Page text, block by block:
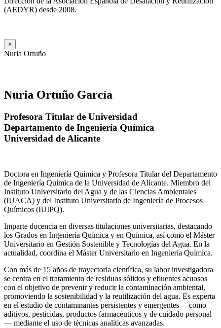
(AEDYR) desde 2008.
×
Nuria Ortuño
Nuria Ortuño García
Profesora Titular de Universidad
Departamento de Ingeniería Química
Universidad de Alicante
Doctora en Ingeniería Química y Profesora Titular del Departamento
de Ingeniería Química de la Universidad de Alicante. Miembro del
Instituto Universitario del Agua y de las Ciencias Ambientales
(IUACA) y del Instituto Universitario de Ingeniería de Procesos
Químicos (IUIPQ).
Imparte docencia en diversas titulaciones universitarias, destacando
los Grados en Ingeniería Química y en Química, así como el Máster
Universitario en Gestión Sostenible y Tecnologías del Agua. En la
actualidad, coordina el Máster Universitario en Ingeniería Química.
Con más de 15 años de trayectoria científica, su labor investigadora
se centra en el tratamiento de residuos sólidos y efluentes acuosos
con el objetivo de prevenir y reducir la contaminación ambiental,
promoviendo la sostenibilidad y la reutilización del agua. Es experta
en el estudio de contaminantes persistentes y emergentes —como
aditivos, pesticidas, productos farmacéuticos y de cuidado personal
— mediante el uso de técnicas analíticas avanzadas.